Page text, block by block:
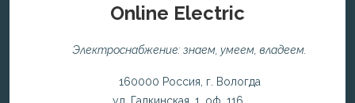
Online Electric
Электроснабжение: знаем, умеем, владеем.
160000 Россия, г. Вологда
ул. Галкинская, 1, оф. 116